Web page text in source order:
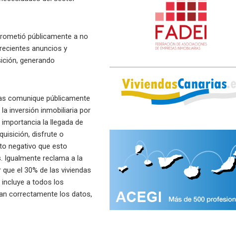
públicamente a no
anuncios y
generando
comunique públicamente
inversión inmobiliaria por
la llegada de
disfrute o
negativo que esto
Igualmente reclama a la
el 30% de las viviendas
a todos los
correctamente los datos,